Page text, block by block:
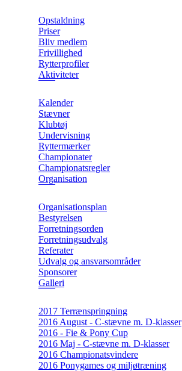
Opstaldning
Priser
Bliv medlem
Frivillighed
Rytterprofiler
Aktiviteter
Kalender
Stævner
Klubtøj
Undervisning
Ryttermærker
Championater
Championatsregler
Organisation
Organisationsplan
Bestyrelsen
Forretningsorden
Forretningsudvalg
Referater
Udvalg og ansvarsområder
Sponsorer
Galleri
2017 Terrænspringning
2016 August - C-stævne m. D-klasser
2016 - Fie & Pony Cup
2016 Maj - C-stævne m. D-klasser
2016 Championatsvindere
2016 Ponygames og miljøtræning